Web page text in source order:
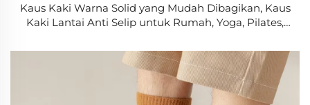
Kaus Kaki Warna Solid yang Mudah Dibagikan, Kaus
Kaki Lantai Anti Selip untuk Rumah, Yoga, Pilates,